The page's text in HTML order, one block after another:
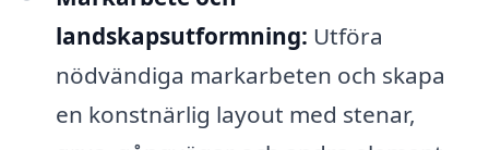
landskapsutformning: Utföra
nödvändiga markarbeten och skapa
en konstnärlig layout med stenar,